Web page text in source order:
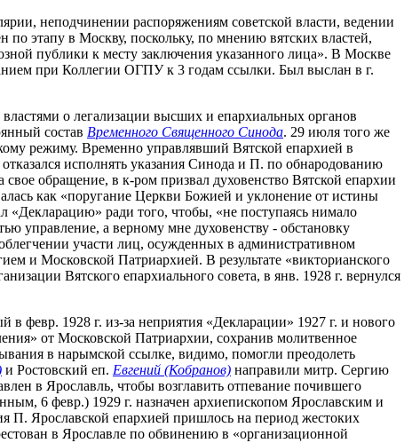
неподчинении распоряжениям советской власти, ведении
этапу в Москву, поскольку, по мнению вятских властей,
публики к месту заключения указанного лица». В Москве
при Коллегии ОГПУ к 3 годам ссылки. Был выслан в г.
о легализации высших и епархиальных органов
состав Временного Священного Синода. 29 июля того же
режиму. Временно управлявший Вятской епархией в
исполнять указания Синода и П. по обнародованию
обращение, в к-ром призвал духовенство Вятской епархии
как «поругание Церкви Божией и уклонение от истины
«Декларацию» ради того, чтобы, «не поступаясь нимало
управление, а верному мне духовенству - обстановку
участи лиц, осужденных в административном
и Московской Патриархией. В результате «викторианского
Вятского епархиального совета, в янв. 1928 г. вернулся
февр. 1928 г. из-за неприятия «Декларации» 1927 г. и нового
от Московской Патриархии, сохранив молитвенное
в нарымской ссылке, видимо, помогли преодолеть
и Ростовский еп. Евгений (Кобранов) направили митр. Сергию
в Ярославль, чтобы возглавить отпевание почившего
6 февр.) 1929 г. назначен архиепископом Ярославским и
П. Ярославской епархией пришлось на период жестоких
в Ярославле по обвинению в «организационной